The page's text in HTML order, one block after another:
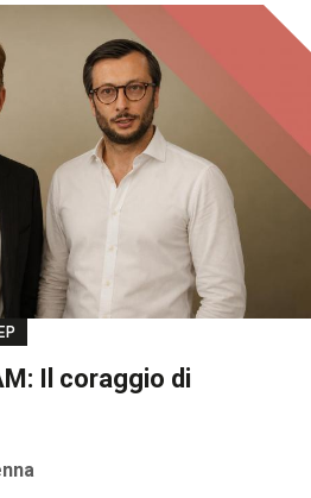
Il coraggio di